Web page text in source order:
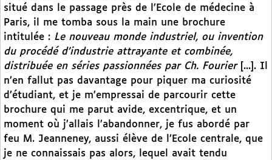
situé dans le passage près de l’Ecole de médecine à
Paris, il me tomba sous la main une brochure
intitulée : Le nouveau monde industriel, ou invention
du procédé d’industrie attrayante et combinée,
distribuée en séries passionnées par Ch. Fourier [...]. Il
n’en fallut pas davantage pour piquer ma curiosité
d’étudiant, et je m’empressai de parcourir cette
brochure qui me parut avide, excentrique, et un
moment où j’allais l’abandonner, je fus abordé par
feu M. Jeanneney, aussi élève de l’Ecole centrale, que
je ne connaissais pas alors, lequel avait tendu